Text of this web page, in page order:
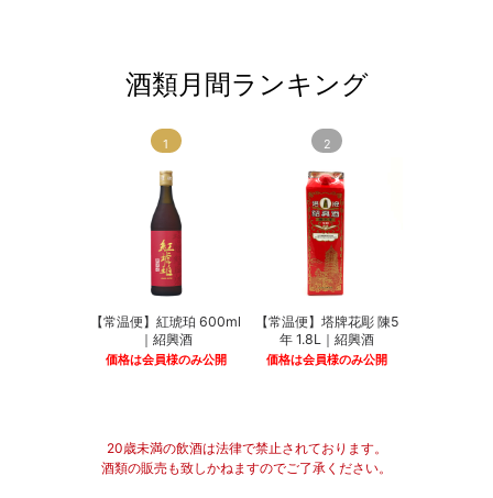
酒類月間ランキング
1
【常温便】紅琥珀 600ml
｜紹興酒
価格は会員様のみ公開
2
【常温便】塔牌花彫 陳5
年 1.8L｜紹興酒
価格は会員様のみ公開
20歳未満の飲酒は法律で禁止されております。
酒類の販売も致しかねますのでご了承ください。